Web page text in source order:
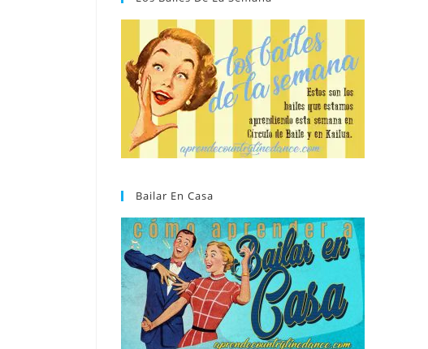
Bailar En Casa